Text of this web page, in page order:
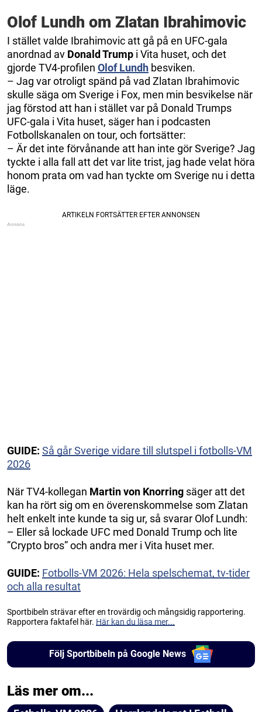
Olof Lundh om Zlatan Ibrahimovic
I stället valde Ibrahimovic att gå på en UFC-gala
anordnad av Donald Trump i Vita huset, och det
gjorde TV4-profilen Olof Lundh besviken.
– Jag var otroligt spänd på vad Zlatan Ibrahimovic
skulle säga om Sverige i Fox, men min besvikelse när
jag förstod att han i stället var på Donald Trumps
UFC-gala i Vita huset, säger han i podcasten
Fotbollskanalen on tour, och fortsätter:
– Är det inte förvånande att han inte gör Sverige? Jag
tyckte i alla fall att det var lite trist, jag hade velat höra
honom prata om vad han tyckte om Sverige nu i detta
läge.
GUIDE: Så går Sverige vidare till slutspel i fotbolls-VM
2026
När TV4-kollegan Martin von Knorring säger att det
kan ha rört sig om en överenskommelse som Zlatan
helt enkelt inte kunde ta sig ur, så svarar Olof Lundh:
– Eller så lockade UFC med Donald Trump och lite
”Crypto bros” och andra mer i Vita huset mer.
GUIDE: Fotbolls-VM 2026: Hela spelschemat, tv-tider
och alla resultat
Sportbibeln strävar efter en trovärdig och mångsidig rapportering.
Rapportera faktafel här. Här kan du läsa mer...
Följ Sportbibeln på Google News
Läs mer om...